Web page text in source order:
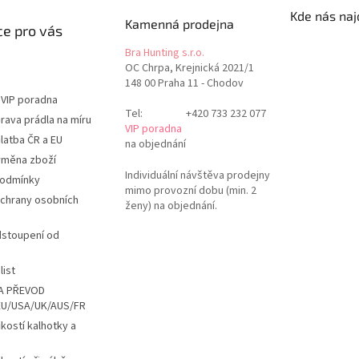
pro vás
poradna
prádla na míru
ČR a EU
zboží
osobních
od
PŘEVOD
USA/UK/AUS/FR
kalhotky a
Kamenná prodejna
Bra Hunting s.r.o.
OC Chrpa, Krejnická 2021/1
148 00 Praha 11 - Chodov
Tel:
+420 733 232 077
VIP poradna
na objednání
Individuální návštěva prodejny
mimo provozní dobu (min. 2
ženy) na objednání.
Kde nás